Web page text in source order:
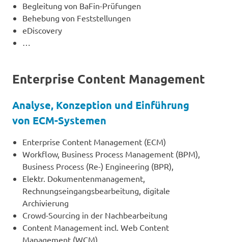
Begleitung von BaFin-Prüfungen
Behebung von Feststellungen
eDiscovery
…
Enterprise Content Management
Analyse, Konzeption und Einführung
von ECM-Systemen
Enterprise Content Management (ECM)
Workflow, Business Process Management (BPM),
Business Process (Re-) Engineering (BPR),
Elektr. Dokumentenmanagement,
Rechnungseingangsbearbeitung, digitale
Archivierung
Crowd-Sourcing in der Nachbearbeitung
Content Management incl. Web Content
Management (WCM)